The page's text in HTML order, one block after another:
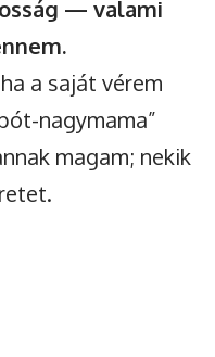
— valami
a saját vérem
nagymama”
magam; nekik